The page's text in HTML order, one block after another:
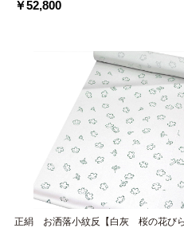
￥52,800
正絹 お洒落小紋反【白灰 桜の花びら